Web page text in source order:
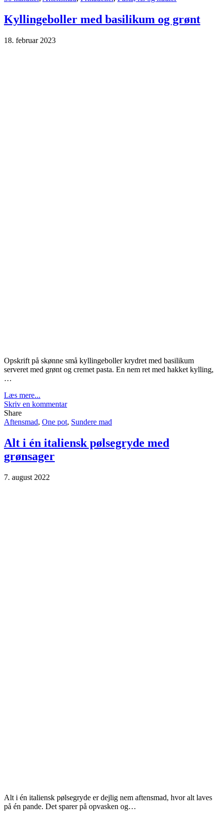
Kyllingeboller med basilikum og grønt
18. februar 2023
Opskrift på skønne små kyllingeboller krydret med basilikum
serveret med grønt og cremet pasta. En nem ret med hakket kylling,
…
Læs mere...
Skriv en kommentar
Share
Aftensmad, One pot, Sundere mad
Alt i én italiensk pølsegryde med
grønsager
7. august 2022
Alt i én italiensk pølsegryde er dejlig nem aftensmad, hvor alt laves
på én pande. Det sparer på opvasken og…